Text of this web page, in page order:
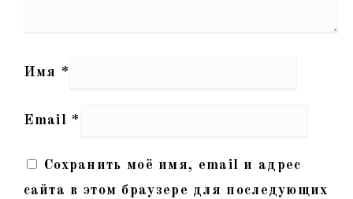
Имя *
Email *
Сохранить моё имя, email и адрес
сайта в этом браузере для последующих